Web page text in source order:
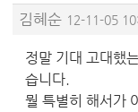
김혜순 12-11-05
정말 기대 고대했
습니다.
뭘 특별히 해서가